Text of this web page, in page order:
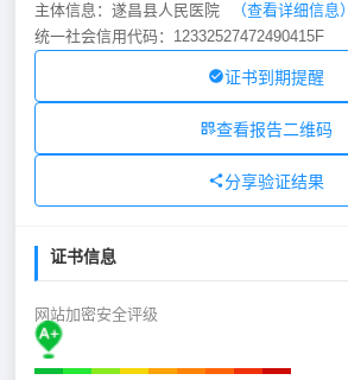
主体信息：遂昌县人民医院
（查看详细信息）
统一社会信用代码：12332527472490415F
证书到期提醒
查看报告二维码
分享验证结果
证书信息
网站加密安全评级